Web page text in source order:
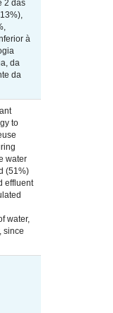
2 das
à
da
da
to
water
(51%)
effluent
water,
since